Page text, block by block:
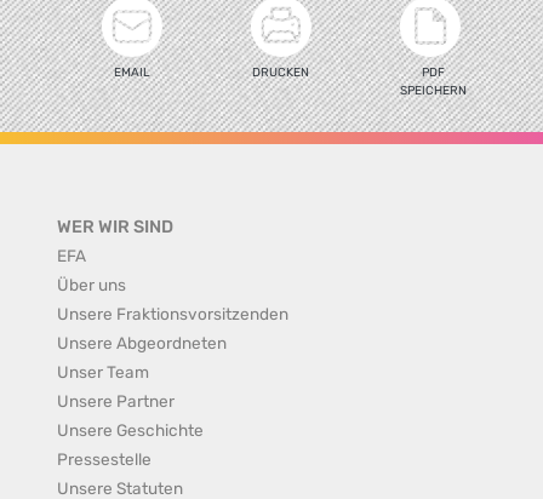
EMAIL DRUCKEN
PDF
SPEICHERN
WER WIR SIND
EFA
Über uns
Unsere Fraktionsvorsitzenden
Unsere Abgeordneten
Unser Team
Unsere Partner
Unsere Geschichte
Pressestelle
Unsere Statuten